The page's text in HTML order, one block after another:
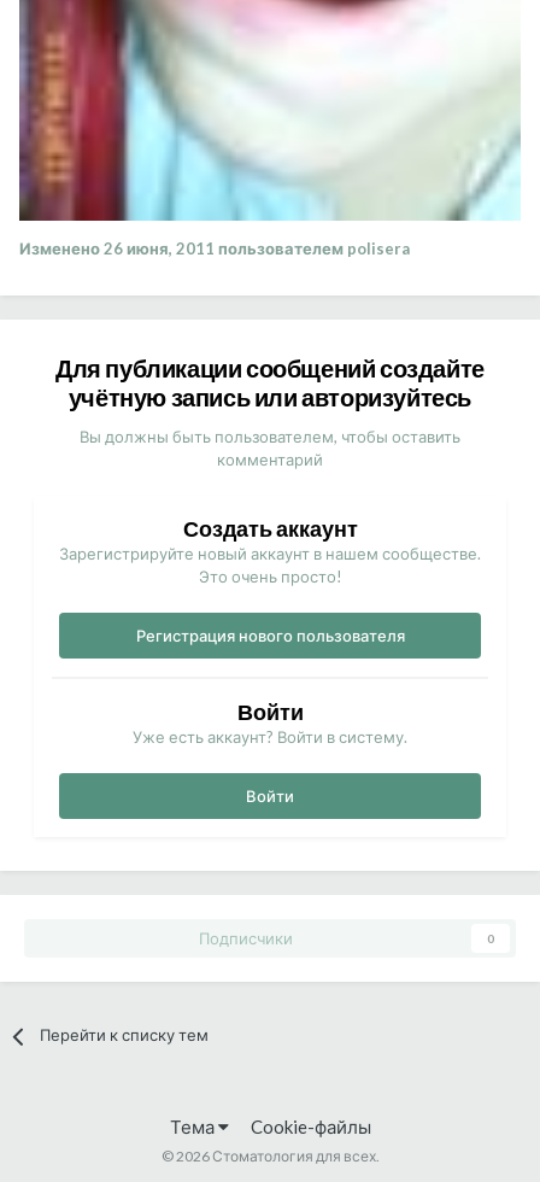
Изменено26 июня, 2011 пользователем polisera
Для публикации сообщений создайте
учётную запись или авторизуйтесь
Вы должны быть пользователем, чтобы оставить
комментарий
Создать аккаунт
Зарегистрируйте новый аккаунт в нашем сообществе.
Это очень просто!
Регистрация нового пользователя
Войти
Уже есть аккаунт? Войти в систему.
Войти
Подписчики 0
Перейти к списку тем
Тема Cookie-файлы
©2026 Стоматология для всех.